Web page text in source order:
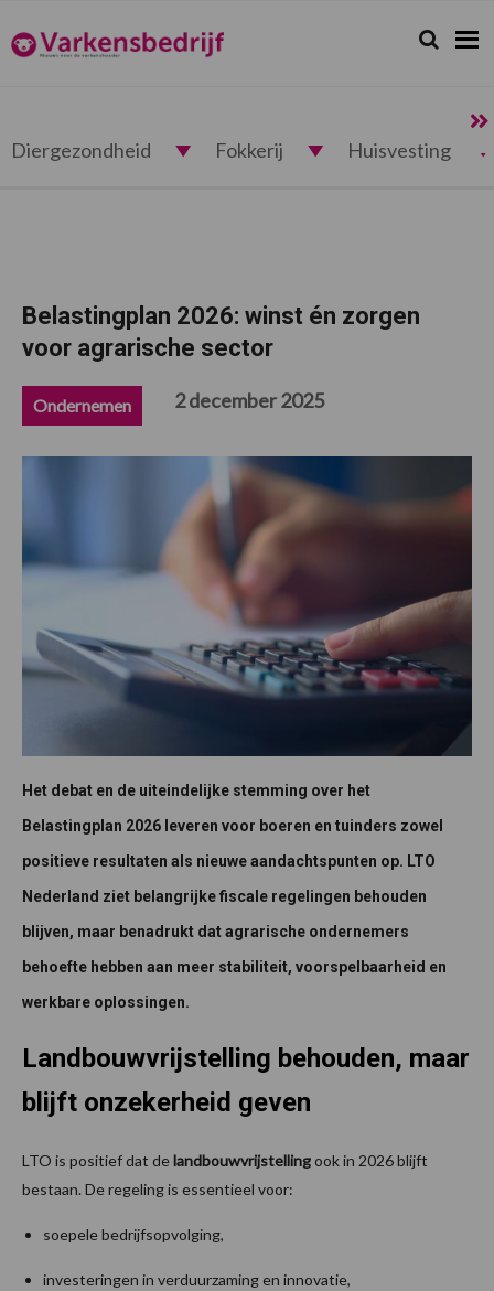
de
hoofdnavigatie
de
hoofd
de
eerste
de
voettekst
Varkensbedrijf.nl Zoeken...
Zoek
Diergezondheid Fokkerij Huisvesting
Belastingplan 2026: winst én zorgen
voor agrarische sector
Ondernemen 2 december 2025
Het debat en de uiteindelijke stemming over het
Belastingplan 2026 leveren voor boeren en tuinders zowel
positieve resultaten als nieuwe aandachtspunten op. LTO
Nederland ziet belangrijke fiscale regelingen behouden
blijven, maar benadrukt dat agrarische ondernemers
behoefte hebben aan meer stabiliteit, voorspelbaarheid en
werkbare oplossingen.
Landbouwvrijstelling behouden, maar
blijft onzekerheid geven
LTO is positief dat delandbouwvrijstellingook in 2026 blijft
bestaan. De regeling is essentieel voor:
soepele bedrijfsopvolging,
investeringen in verduurzaming en innovatie,